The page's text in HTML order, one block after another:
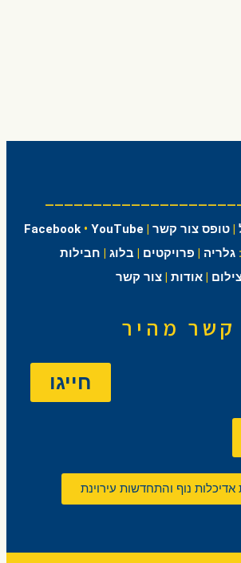
| טופס צור קשר|
Facebook •YouTube
גלריה | פרויקטים | בלוג | חבילות
|אודות |צור קשר
קשר מהיר
חייגו
אדיכלות נוף והתחדשות עירוינת